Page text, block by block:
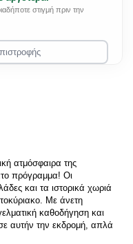
ατμόσφαιρα της
πρόγραμμα! Οι
και τα ιστορικά χωριά
Με άνετη
καθοδήγηση και
αυτήν την εκδρομή, απλά
στιγμή πριν την